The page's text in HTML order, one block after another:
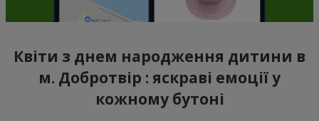
Квіти з днем народження дитини в
м. Добротвір : яскраві емоції у
кожному бутоні